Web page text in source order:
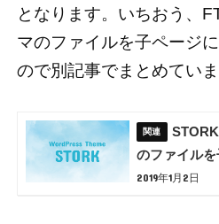
となります。いちおう、
マのファイルを子ページ
ので別記事でまとめていま
のファイル
2019年1月2日